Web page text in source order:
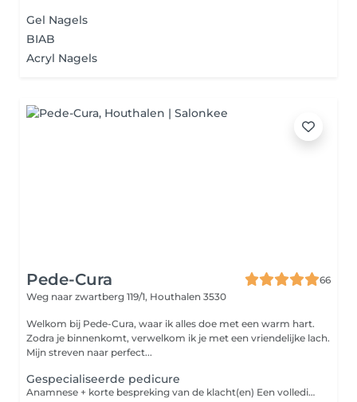
Gel Nagels
BIAB
Acryl Nagels
Pede-Cura
66
Weg naar zwartberg 119/1, Houthalen 3530
Welkom bij Pede-Cura, waar ik alles doe met een warm hart.
Zodra je binnenkomt, verwelkom ik je met een vriendelijke lach.
Mijn streven naar perfect...
Gespecialiseerde pedicure
Anamnese + korte bespreking van de klacht(en) Een volledige basis pedicure Behandeling van: overmatig eelt, kloven, likdoorns, ingegroeide nagels, kalk- of schimmelnagels Korte voetmassage en het aanbrengen van een aangepaste voetcréme Advies over thuiszorg, preventie, voethygiëne,